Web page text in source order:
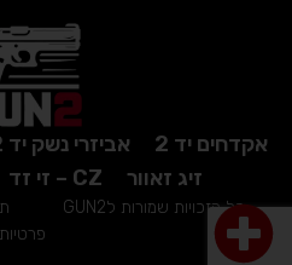
אקדחים יד 2 אביזרי נשק יד 2
זיג זאוור
CZ – זי זד
כל הזכויות שמורות לGUN2
פרטיות